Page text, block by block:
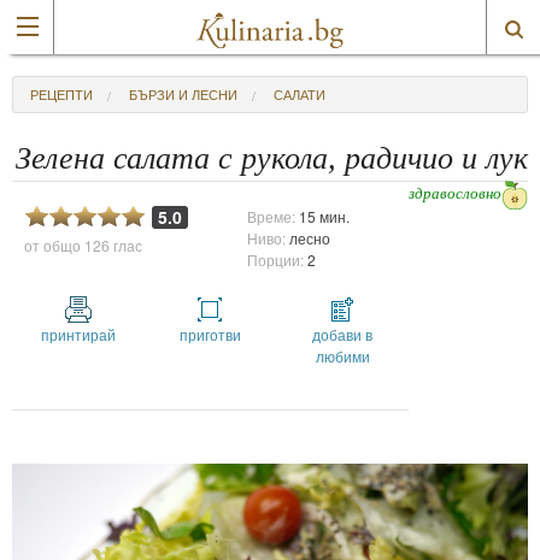
РЕЦЕПТИ БЪРЗИ И ЛЕСНИ САЛАТИ
Зелена салата с рукола, радичио и лук
здравословно
5.0
от общо 126 глас
Време: 15 мин.
Ниво: лесно
Порции:2
принтирай приготви
добави в
любими